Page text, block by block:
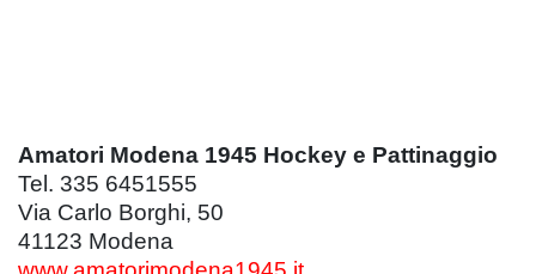
Amatori Modena 1945 Hockey e Pattinaggio
Tel. 335 6451555
Via Carlo Borghi, 50
41123 Modena